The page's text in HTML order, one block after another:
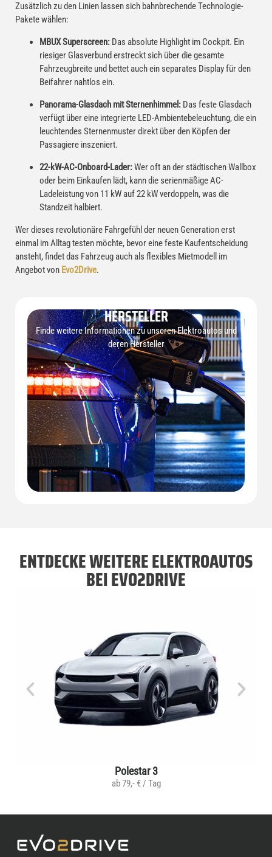
Zusätzlich zu den Linien lassen sich bahnbrechende Technologie-
Pakete wählen:
MBUX Superscreen: Das absolute Highlight im Cockpit. Ein
riesiger Glasverbund erstreckt sich über die gesamte
Fahrzeugbreite und bettet auch ein separates Display für den
Beifahrer nahtlos ein.
Panorama-Glasdach mit Sternenhimmel: Das feste Glasdach
verfügt über eine integrierte LED-Ambientebeleuchtung, die ein
leuchtendes Sternenmuster direkt über den Köpfen der
Passagiere inszeniert.
22-kW-AC-Onboard-Lader:Wer oft an der städtischen Wallbox
oder beim Einkaufen lädt, kann die serienmäßige AC-
Ladeleistung von 11 kW auf 22 kW verdoppeln, was die
Standzeit halbiert.
Wer dieses revolutionäre Fahrgefühl der neuen Generation erst
einmal im Alltag testen möchte, bevor eine feste Kaufentscheidung
ansteht, findet das Fahrzeug auch als flexibles Mietmodell im
Angebot von Evo2Drive.
HERSTELLER
Finde weitere Informationen zu unseren Elektroautos und
deren Hersteller
ENTDECKE WEITERE ELEKTROAUTOS
BEI EVO2DRIVE
Polestar 3
ab 79,- € / Tag